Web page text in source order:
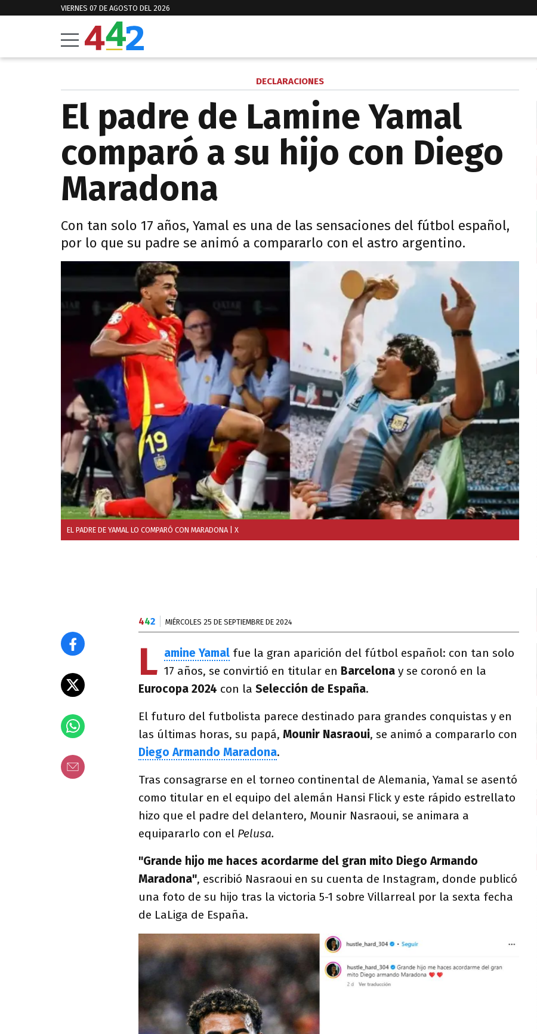
VIERNES 07 DE AGOSTO DEL 2026
DECLARACIONES
El padre de Lamine Yamal
comparó a su hijo con Diego
Maradona
Con tan solo 17 años, Yamal es una de las sensaciones del fútbol español,
por lo que su padre se animó a compararlo con el astro argentino.
EL PADRE DE YAMAL LO COMPARÓ CON MARADONA | X
442 MIÉRCOLES 25 DE SEPTIEMBRE DE 2024
L amine Yamal fue la gran aparición del fútbol español: con tan solo
17 años, se convirtió en titular en Barcelona y se coronó en la
Eurocopa 2024 con la Selección de España.
El futuro del futbolista parece destinado para grandes conquistas y en
las últimas horas, su papá, Mounir Nasraoui, se animó a compararlo con
Diego Armando Maradona.
Tras consagrarse en el torneo continental de Alemania, Yamal se asentó
como titular en el equipo del alemán Hansi Flick y este rápido estrellato
hizo que el padre del delantero, Mounir Nasraoui, se animara a
equipararlo con el Pelusa.
"Grande hijo me haces acordarme del gran mito Diego Armando
Maradona", escribió Nasraoui en su cuenta de Instagram, donde publicó
una foto de su hijo tras la victoria 5-1 sobre Villarreal por la sexta fecha
de LaLiga de España.